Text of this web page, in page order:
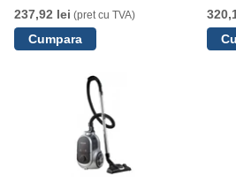
237,92 lei (pret cu TVA)